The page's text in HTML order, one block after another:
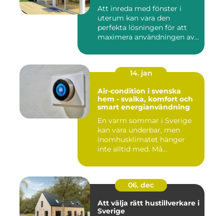
Att inreda med fönster i
uterum kan vara den
perfekta lösningen för att
maximera användningen av
14. jan
Air-condition i svenska
hem - svalka, komfort och
smart energianvändning
En varm sommar i Sverige
kan vara underbar, men
inomhusklimatet hänger
inte alltid med. Må...
06. dec
Att välja rätt hustillverkare i
Sverige